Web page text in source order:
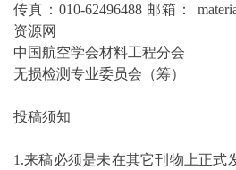
传真：010-62496488 邮箱：
资源网
中国航空学会材料工程分会
无损检测专业委员会（筹）
投稿须知
1.来稿必须是未在其它刊物上正式